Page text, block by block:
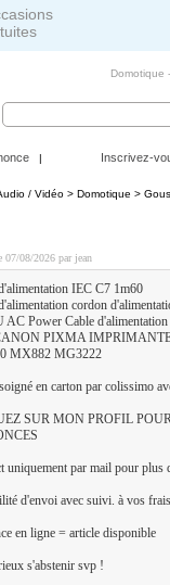
Domotique
| Inscrivez-
/ Vidéo> Domotique >
07/08/2026 par jean
IEC C7 1m60
cordon
AC Power Cable
PIXMA
MX882 MG3222
en carton par colissimo
SUR MON PROFIL
uniquement par mail pour plus
d'envoi avec suivi. à vos
en ligne = article disponible
s'abstenir svp !